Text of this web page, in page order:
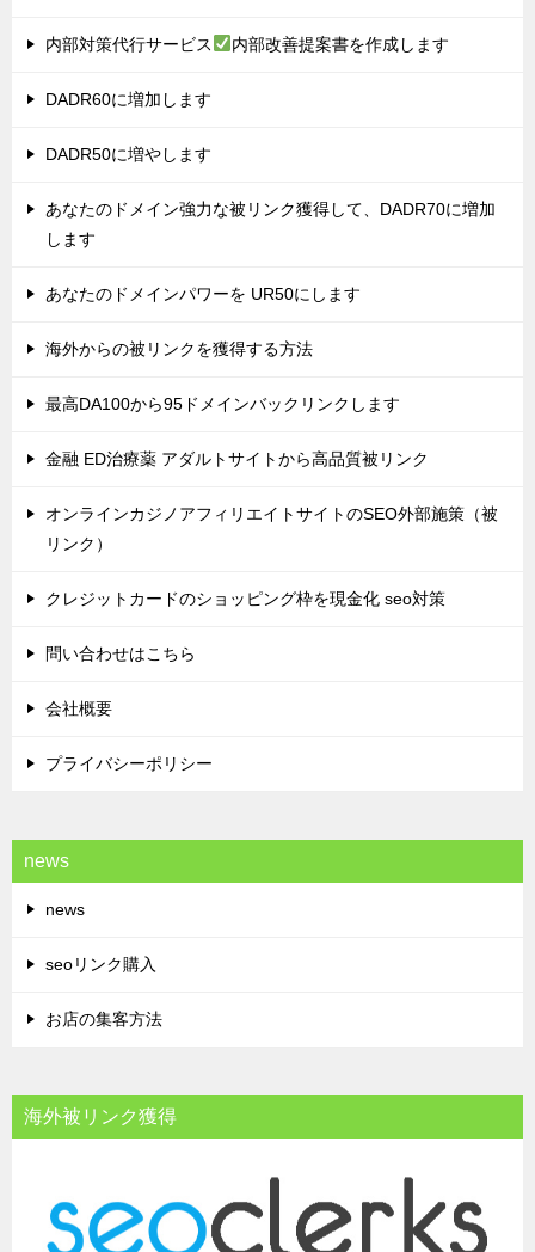
内部対策代行サービス 内部改善提案書を作成します
DADR60に増加します
DADR50に増やします
あなたのドメイン強力な被リンク獲得して、DADR70に増加
します
あなたのドメインパワーを UR50にします
海外からの被リンクを獲得する方法
最高DA100から95ドメインバックリンクします
金融 ED治療薬 アダルトサイトから高品質被リンク
オンラインカジノアフィリエイトサイトのSEO外部施策（被
リンク）
クレジットカードのショッピング枠を現金化 seo対策
問い合わせはこちら
会社概要
プライバシーポリシー
news
news
seoリンク購入
お店の集客方法
海外被リンク獲得